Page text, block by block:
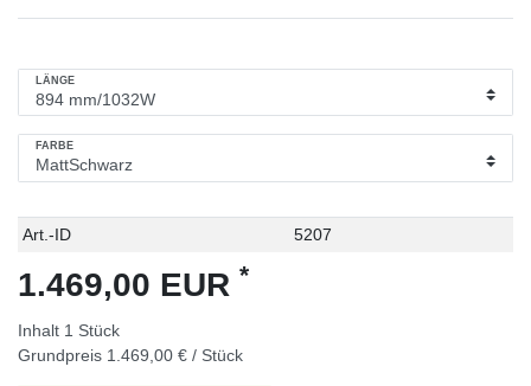
LÄNGE
FARBE
Technisches
Wert
Art.-ID 5207
1.469,00 EUR *
Inhalt 1 Stück
Grundpreis 1.469,00 € / Stück